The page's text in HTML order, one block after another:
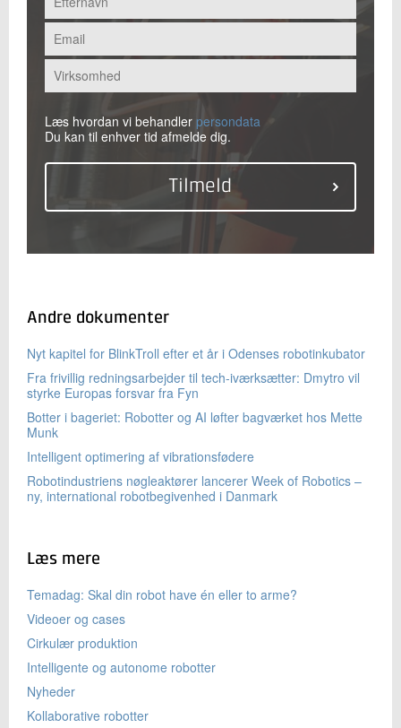
Læs hvordan vi behandler persondata
Du kan til enhver tid afmelde dig.
Andre dokumenter
Nyt kapitel for BlinkTroll efter et år i Odenses robotinkubator
Fra frivillig redningsarbejder til tech-iværksætter: Dmytro vil
styrke Europas forsvar fra Fyn
Botter i bageriet: Robotter og AI løfter bagværket hos Mette
Munk
Intelligent optimering af vibrationsfødere
Robotindustriens nøgleaktører lancerer Week of Robotics –
ny, international robotbegivenhed i Danmark
Læs mere
Temadag: Skal din robot have én eller to arme?
Videoer og cases
Cirkulær produktion
Intelligente og autonome robotter
Nyheder
Kollaborative robotter